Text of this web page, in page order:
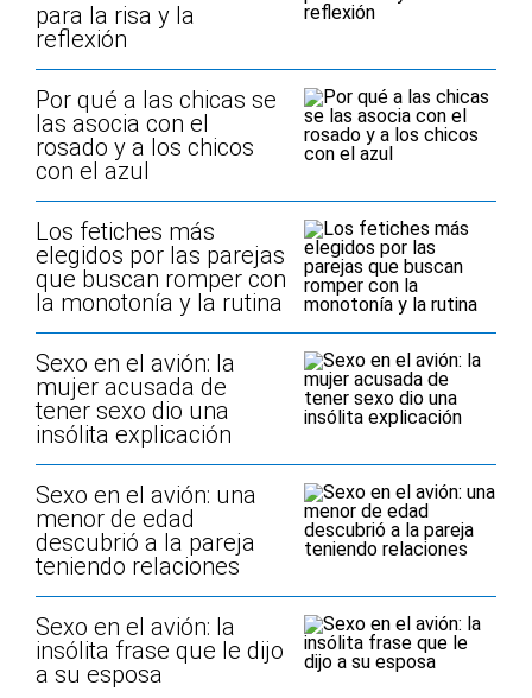
para la risa y la
reflexión
Por qué a las chicas se
las asocia con el
rosado y a los chicos
con el azul
Los fetiches más
elegidos por las parejas
que buscan romper con
la monotonía y la rutina
Sexo en el avión: la
mujer acusada de
tener sexo dio una
insólita explicación
Sexo en el avión: una
menor de edad
descubrió a la pareja
teniendo relaciones
Sexo en el avión: la
insólita frase que le dijo
a su esposa